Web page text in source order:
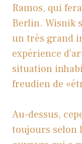
Ramos, qui
Berlin. Wisnik
un très grand
expérience
situation
freudien de
Au-dessus,
toujours selon